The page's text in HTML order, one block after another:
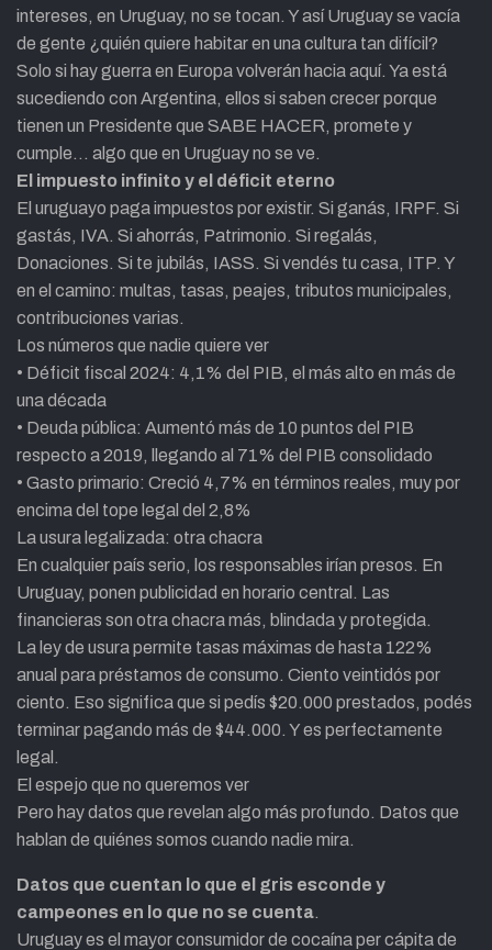
intereses, en Uruguay, no se tocan. Y así Uruguay se vacía
de gente ¿quién quiere habitar en una cultura tan difícil?
Solo si hay guerra en Europa volverán hacia aquí. Ya está
sucediendo con Argentina, ellos si saben crecer porque
tienen un Presidente que SABE HACER, promete y
cumple… algo que en Uruguay no se ve.
El impuesto infinito y el déficit eterno
El uruguayo paga impuestos por existir. Si ganás, IRPF. Si
gastás, IVA. Si ahorrás, Patrimonio. Si regalás,
Donaciones. Si te jubilás, IASS. Si vendés tu casa, ITP. Y
en el camino: multas, tasas, peajes, tributos municipales,
contribuciones varias.
Los números que nadie quiere ver
• Déficit fiscal 2024: 4,1% del PIB, el más alto en más de
una década
• Deuda pública: Aumentó más de 10 puntos del PIB
respecto a 2019, llegando al 71% del PIB consolidado
• Gasto primario: Creció 4,7% en términos reales, muy por
encima del tope legal del 2,8%
La usura legalizada: otra chacra
En cualquier país serio, los responsables irían presos. En
Uruguay, ponen publicidad en horario central. Las
financieras son otra chacra más, blindada y protegida.
La ley de usura permite tasas máximas de hasta 122%
anual para préstamos de consumo. Ciento veintidós por
ciento. Eso significa que si pedís $20.000 prestados, podés
terminar pagando más de $44.000. Y es perfectamente
legal.
El espejo que no queremos ver
Pero hay datos que revelan algo más profundo. Datos que
hablan de quiénes somos cuando nadie mira.
Datos que cuentan lo que el gris esconde y
campeones en lo que no se cuenta.
Uruguay es el mayor consumidor de cocaína per cápita de